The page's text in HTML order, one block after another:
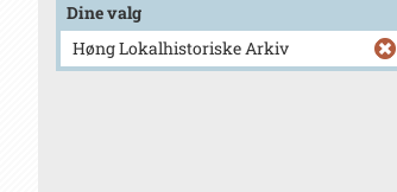
Dine valg
Høng Lokalhistoriske Arkiv